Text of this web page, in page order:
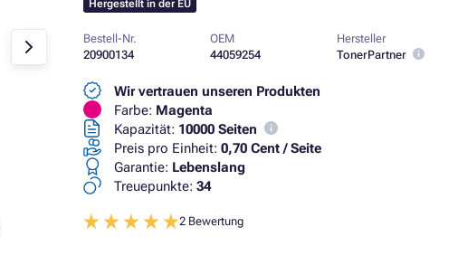
Hergestellt in der EU
Bestell-Nr.
20900134
OEM
44059254
Hersteller
TonerPartner
Wir vertrauen unseren Produkten
Farbe: Magenta
Kapazität: 10000 Seiten
Preis pro Einheit: 0,70 Cent / Seite
Garantie: Lebenslang
Treuepunkte: 34
2 Bewertung